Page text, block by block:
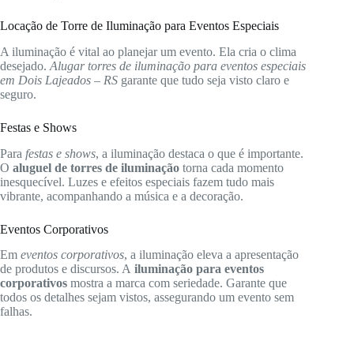
Locação de Torre de Iluminação para Eventos Especiais
A iluminação é vital ao planejar um evento. Ela cria o clima
desejado. Alugar torres de iluminação para eventos especiais
em Dois Lajeados – RS garante que tudo seja visto claro e
seguro.
Festas e Shows
Para festas e shows, a iluminação destaca o que é importante.
O aluguel de torres de iluminação torna cada momento
inesquecível. Luzes e efeitos especiais fazem tudo mais
vibrante, acompanhando a música e a decoração.
Eventos Corporativos
Em eventos corporativos, a iluminação eleva a apresentação
de produtos e discursos. A iluminação para eventos
corporativos mostra a marca com seriedade. Garante que
todos os detalhes sejam vistos, assegurando um evento sem
falhas.